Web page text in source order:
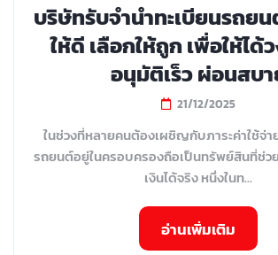
บริษัทรับจำนำทะเบียนรถย
ให้ดี เลือกให้ถูก เพื่อให้ได้
อนุมัติเร็ว ผ่อนสบ
21/12/2025
ในช่วงที่หลายคนต้องเผชิญกับภาระค่าใช้จ่า
รถยนต์อยู่ในครอบครองถือเป็นทรัพย์สินที่ช่ว
เงินได้จริง หนึ่งในท...
อ่านเพิ่มเติม